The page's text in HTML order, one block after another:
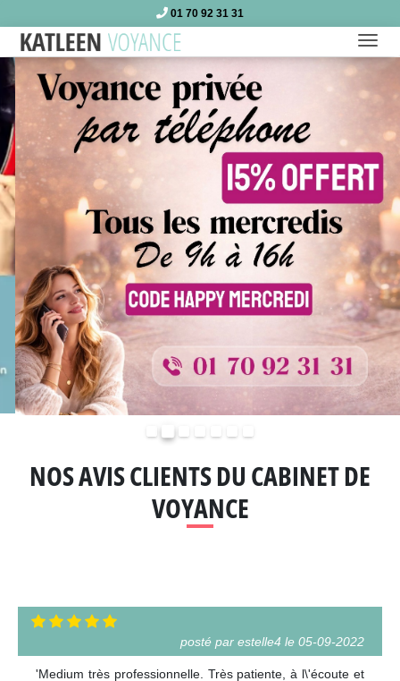
01 70 92 31 31
NOS AVIS CLIENTS DU CABINET DE
VOYANCE
posté par estelle4 le 05-09-2022
'Medium très professionnelle. Très patiente, à l\'écoute et